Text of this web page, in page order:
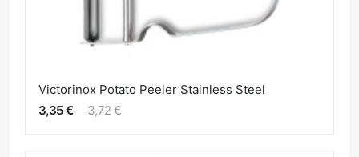
Victorinox Potato Peeler Stainless Steel
3,35 €
3,72 €